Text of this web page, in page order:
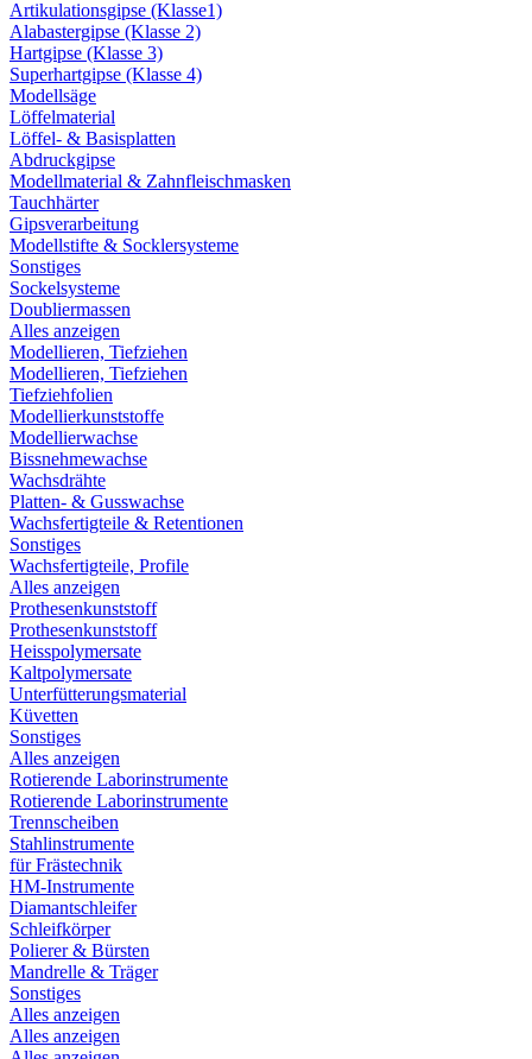
Artikulationsgipse (Klasse1)
Alabastergipse (Klasse 2)
Hartgipse (Klasse 3)
Superhartgipse (Klasse 4)
Modellsäge
Löffelmaterial
Löffel- & Basisplatten
Abdruckgipse
Modellmaterial & Zahnfleischmasken
Tauchhärter
Gipsverarbeitung
Modellstifte & Socklersysteme
Sonstiges
Sockelsysteme
Doubliermassen
Alles anzeigen
Modellieren, Tiefziehen
Modellieren, Tiefziehen
Tiefziehfolien
Modellierkunststoffe
Modellierwachse
Bissnehmewachse
Wachsdrähte
Platten- & Gusswachse
Wachsfertigteile & Retentionen
Sonstiges
Wachsfertigteile, Profile
Alles anzeigen
Prothesenkunststoff
Prothesenkunststoff
Heisspolymersate
Kaltpolymersate
Unterfütterungsmaterial
Küvetten
Sonstiges
Alles anzeigen
Rotierende Laborinstrumente
Rotierende Laborinstrumente
Trennscheiben
Stahlinstrumente
für Frästechnik
HM-Instrumente
Diamantschleifer
Schleifkörper
Polierer & Bürsten
Mandrelle & Träger
Sonstiges
Alles anzeigen
Alles anzeigen